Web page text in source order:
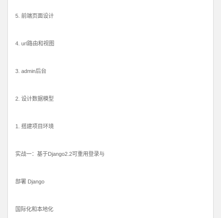
5. 前端页面设计
4. url路由和视图
3. admin后台
2. 设计数据模型
1. 搭建项目环境
实战一：基于Django2.2可重用登录与
部署 Django
国际化和本地化